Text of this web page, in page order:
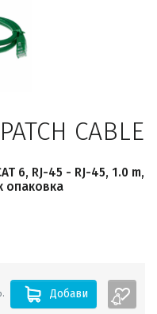
CABLE
6, RJ-45 - RJ-45, 1.0 m,
опаковка
Добави